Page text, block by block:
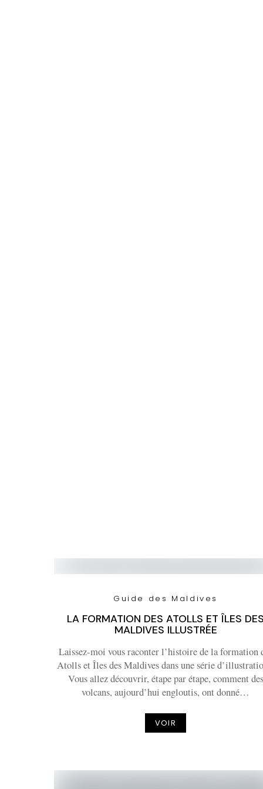
Guide des Maldives
LA FORMATION DES ATOLLS ET ÎLES
MALDIVES ILLUSTRÉE
Laissez-moi vous raconter l’histoire de la formation
Atolls et Îles des Maldives dans une série
Vous allez découvrir, étape par étape, comment des
volcans, aujourd’hui engloutis, ont donné…
VOIR